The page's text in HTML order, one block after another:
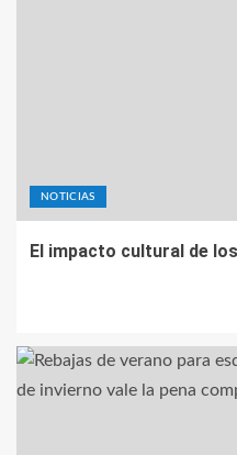
NOTICIAS
El impacto cultural de